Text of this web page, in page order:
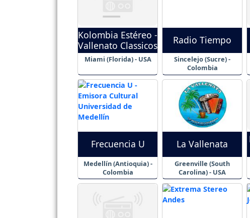
Kolombia Estéreo -
Vallenato Classicos
Miami (Florida) - USA
Radio Tiempo
Sincelejo (Sucre) -
Colombia
Frecuencia U
Medellín (Antioquia) -
Colombia
La Vallenata
Greenville (South
Carolina) - USA